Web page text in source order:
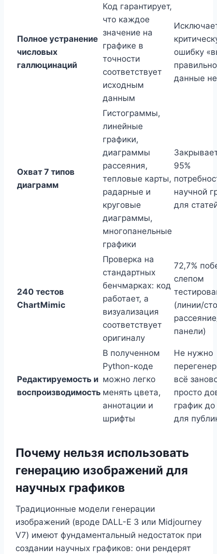
Полное устранение
числовых
галлюцинаций
Код гарантирует,
что каждое
значение на
графике в
точности
соответствует
исходным
данным
ошибку
данные
Охват 7 типов
диаграмм
Гистограммы,
линейные
графики,
диаграммы
рассеяния,
тепловые карты,
радарные и
круговые
диаграммы,
многопанельные
графики
95%
научной
для
240 тестов
ChartMimic
Проверка на
стандартных
бенчмарках: код
работает, а
визуализация
соответствует
оригиналу
72,7%
слепом
(линии/
панели)
Редактируемость и
воспроизводимость
В полученном
Python-коде
можно легко
менять цвета,
аннотации и
шрифты
Не нужно
всё
просто
график
для
Почему нельзя использовать
генерацию изображений для
научных графиков
Традиционные модели генерации
изображений (вроде DALL-E 3 или Midjourney
V7) имеют фундаментальный недостаток при
создании научных графиков: они рендерят